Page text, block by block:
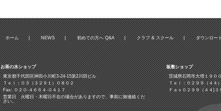
ホーム | NEWS | 初めての方へ Q&A | クラブ & スクール | ダウンロー
お茶の水ショップ
東京都千代田区神田小川町3‐24‐15第2川田ビル
Ｔｅｌ：０３（３２９１）０８０２
Fax: ０２０-４６６４-０４１７
営業日 火曜日・木曜日不在の場合がありますので、事前に御連絡くだ
さい。
板敷ショップ
茨城県石岡市大増１９０
Ｔｅｌ：０２９９（４４
Ｆａｘ０２９９（４４)３